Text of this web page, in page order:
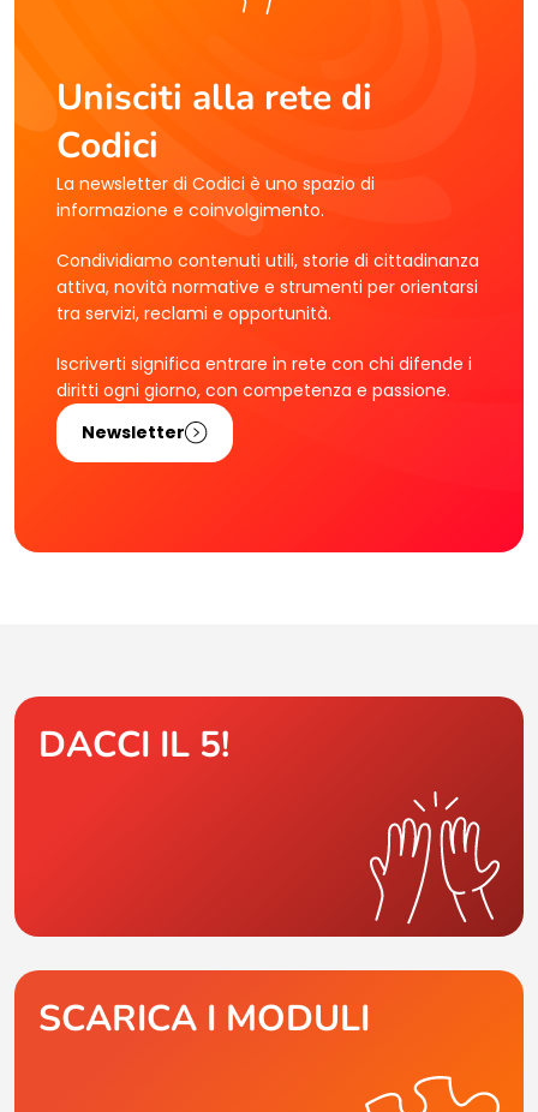
Unisciti alla rete di
Codici
La newsletter di Codici è uno spazio di
informazione e coinvolgimento.
Condividiamo contenuti utili, storie di cittadinanza
attiva, novità normative e strumenti per orientarsi
tra servizi, reclami e opportunità.
Iscriverti significa entrare in rete con chi difende i
diritti ogni giorno, con competenza e passione.
Newsletter
DACCI IL 5!
SCARICA I MODULI